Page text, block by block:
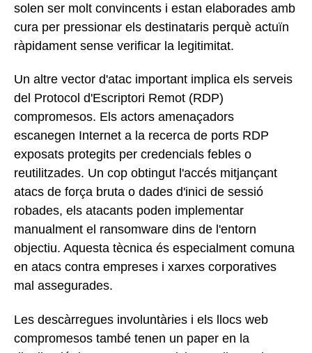
solen ser molt convincents i estan elaborades amb
cura per pressionar els destinataris perquè actuïn
ràpidament sense verificar la legitimitat.
Un altre vector d'atac important implica els serveis
del Protocol d'Escriptori Remot (RDP)
compromesos. Els actors amenaçadors
escanegen Internet a la recerca de ports RDP
exposats protegits per credencials febles o
reutilitzades. Un cop obtingut l'accés mitjançant
atacs de força bruta o dades d'inici de sessió
robades, els atacants poden implementar
manualment el ransomware dins de l'entorn
objectiu. Aquesta tècnica és especialment comuna
en atacs contra empreses i xarxes corporatives
mal assegurades.
Les descàrregues involuntàries i els llocs web
compromesos també tenen un paper en la